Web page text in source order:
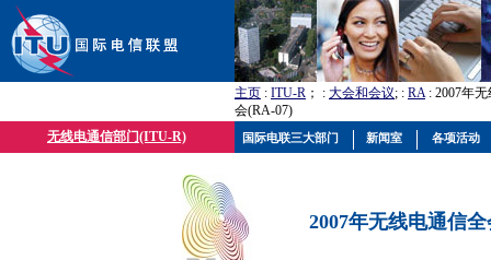
主页 : ITU-R ； : 大会和会议; : RA: 2007年
会(RA-07)
无线电通信部门(ITU-R)
2007年无线电通信
国际电联三大部门 新闻室 各项活动